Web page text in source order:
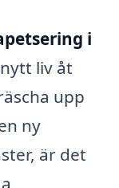
i
liv åt
upp
ny
är det